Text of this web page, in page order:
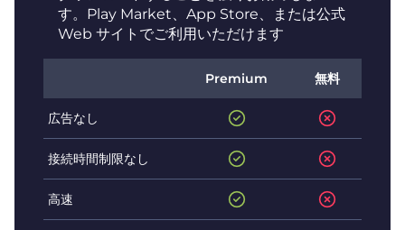
す。Play Market、App Store、または公式
Web サイトでご利用いただけます
Premium 無料
広告なし
接続時間制限なし
高速